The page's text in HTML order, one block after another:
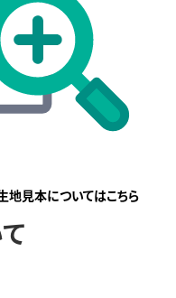
地見本についてはこちら